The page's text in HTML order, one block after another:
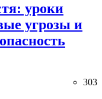
уроки
угрозы и
303